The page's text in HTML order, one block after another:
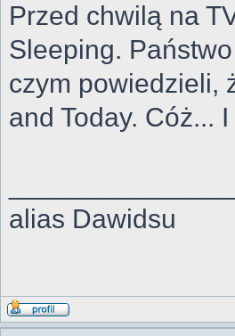
Przed chwilą na
Sleeping.
czym powiedzieli,
and Today. Cóż...
alias Dawidsu